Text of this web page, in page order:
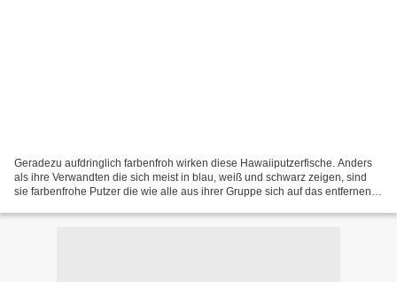
Geradezu aufdringlich farbenfroh wirken diese Hawaiiputzerfische. Anders
als ihre Verwandten die sich meist in blau, weiß und schwarz zeigen, sind
sie farbenfrohe Putzer die wie alle aus ihrer Gruppe sich auf das entfernen